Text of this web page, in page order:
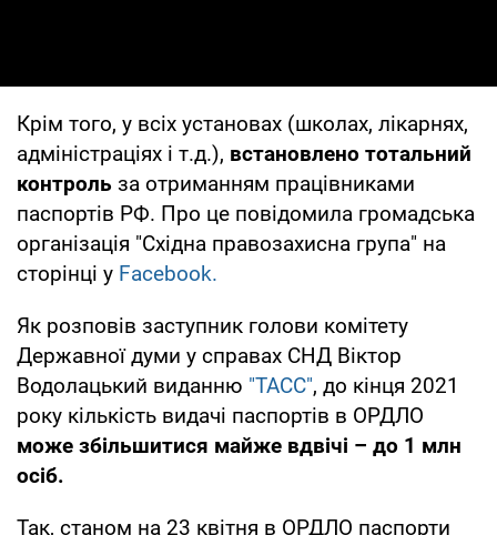
Крім того, у всіх установах (школах, лікарнях,
адміністраціях і т.д.), встановлено тотальний
контроль за отриманням працівниками
паспортів РФ. Про це повідомила громадська
організація "Східна правозахисна група" на
сторінці у Facebook.
Як розповів заступник голови комітету
Державної думи у справах СНД Віктор
Водолацький виданню "ТАСС", до кінця 2021
року кількість видачі паспортів в ОРДЛО
може збільшитися майже вдвічі – до 1 млн
осіб.
Так, станом на 23 квітня в ОРДЛО паспорти